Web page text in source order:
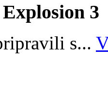
3
s...